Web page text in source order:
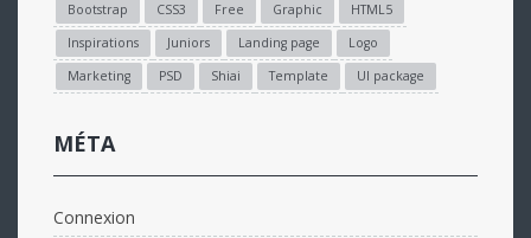
Bootstrap CSS3 Free Graphic
HTML5
Inspirations
Juniors Landing page
Logo
Marketing
PSD Shiai Template UI package
MÉTA
Connexion